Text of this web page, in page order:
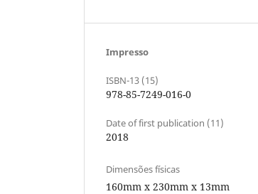
Impresso
ISBN-13 (15)
978-85-7249-016-0
Date of first publication (11)
2018
Dimensões físicas
160mm x 230mm x 13mm